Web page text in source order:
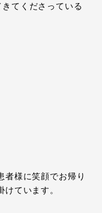
てくださっている
者様に笑顔でお帰り
ています。